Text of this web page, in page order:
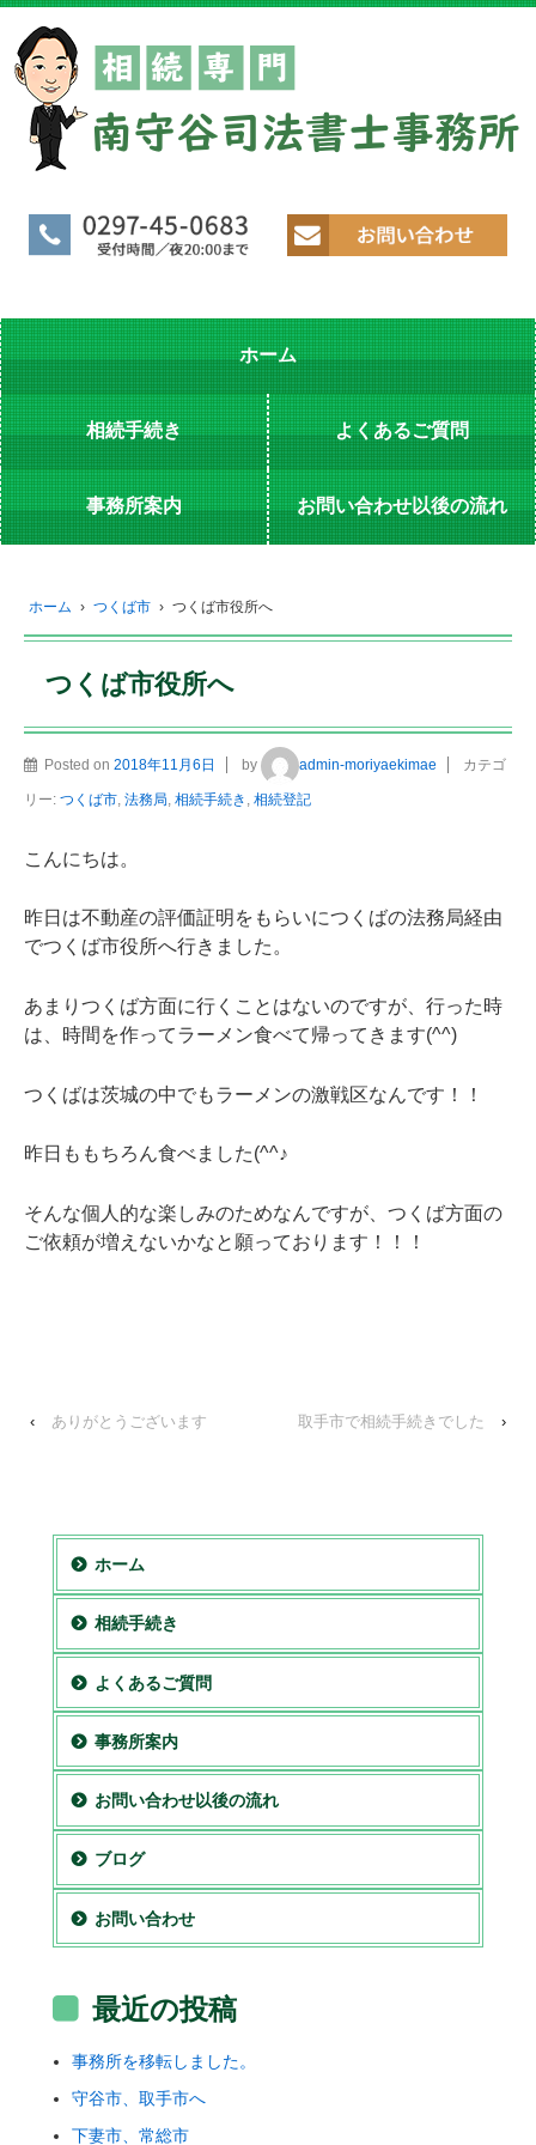
ホーム
相続手続き よくあるご質問
事務所案内 お問い合わせ以後の流れ
ホーム › つくば市 › つくば市役所へ
つくば市役所へ
Posted on 2018年11月6日 by admin-moriyaekimae カテゴ
リー: つくば市, 法務局, 相続手続き , 相続登記
こんにちは。
昨日は不動産の評価証明をもらいにつくばの法務局経由
でつくば市役所へ行きました。
あまりつくば方面に行くことはないのですが、行った時
は、時間を作ってラーメン食べて帰ってきます(^^)
つくばは茨城の中でもラーメンの激戦区なんです！！
昨日ももちろん食べました(^^♪
そんな個人的な楽しみのためなんですが、つくば方面の
ご依頼が増えないかなと願っております！！！
‹ ありがとうございます 取手市で相続手続きでした ›
ホーム
相続手続き
よくあるご質問
事務所案内
お問い合わせ以後の流れ
ブログ
お問い合わせ
最近の投稿
事務所を移転しました。
守谷市、取手市へ
下妻市、常総市